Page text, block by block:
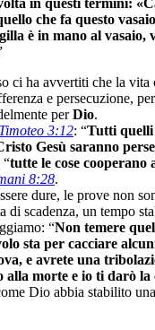
in questi termini:
che fa questo
è in mano al vasaio,
ci ha avvertiti che la vita
e persecuzione,
perDio.
3:12: “Tutti quelli
Gesù saranno
“tutte le cose cooperano
8:28.
dure, le prove non
di scadenza, un tempo
“Non temere
sta per cacciare
e avrete una
alla morte e io ti darò
Dio abbia stabilito